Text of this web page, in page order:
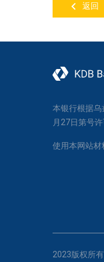
返回
本银行根据
月27日第号
使用本网站材
2023版权所